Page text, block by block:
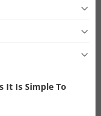
It Is Simple To